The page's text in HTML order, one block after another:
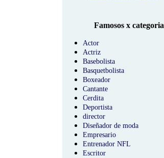
Famosos x categoria
Actor
Actriz
Basebolista
Basquetbolista
Boxeador
Cantante
Cerdita
Deportista
director
Diseñador de moda
Empresario
Entrenador NFL
Escritor